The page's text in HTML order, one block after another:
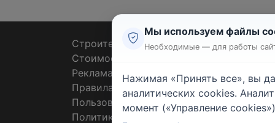
Строительные тендеры
Стоимость работ
Реклама
Правила
Пользовательское соглашение
Политика конфиденциальности
Мы используем файлы
Необходимые — для работы
Нажимая «Принять все», вы
аналитических cookies.
момент («Управление